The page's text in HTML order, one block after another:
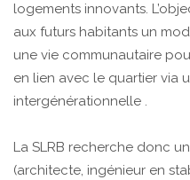
logements innovants.
aux futurs habitants un
une vie communautaire
en lien avec le quartier via
intergénérationnelle .
La SLRB recherche donc
(architecte, ingénieur en